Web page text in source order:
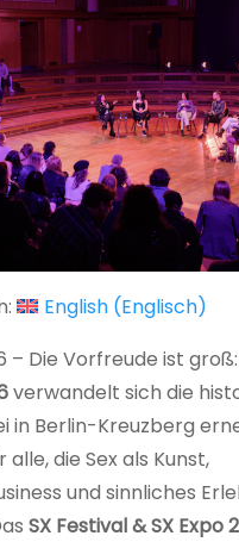
English(Englisch)
– Die Vorfreude ist
verwandelt sich die
in Berlin-Kreuzberg
die Sex als Kunst,
und sinnliches
SX Festival & SX Expo